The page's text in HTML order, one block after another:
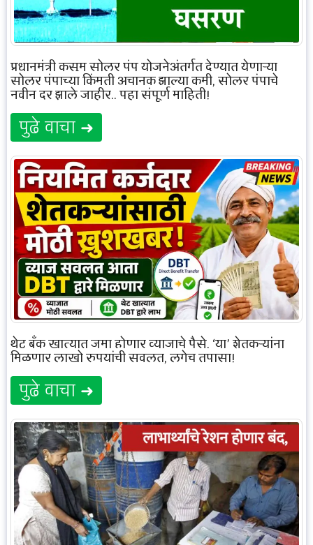
प्रधानमंत्री कुसुम सोलर पंप योजनेअंतर्गत देण्यात येणाऱ्या
सोलर पंपाच्या किंमती अचानक झाल्या कमी, सोलर पंपाचे
नवीन दर झाले जाहीर.. पहा संपूर्ण माहिती!
पुढे वाचा ➜
थेट बँक खात्यात जमा होणार व्याजाचे पैसे, ‘या’ शेतकऱ्यांना
मिळणार लाखो रुपयांची सवलत, लगेच तपासा!
पुढे वाचा ➜